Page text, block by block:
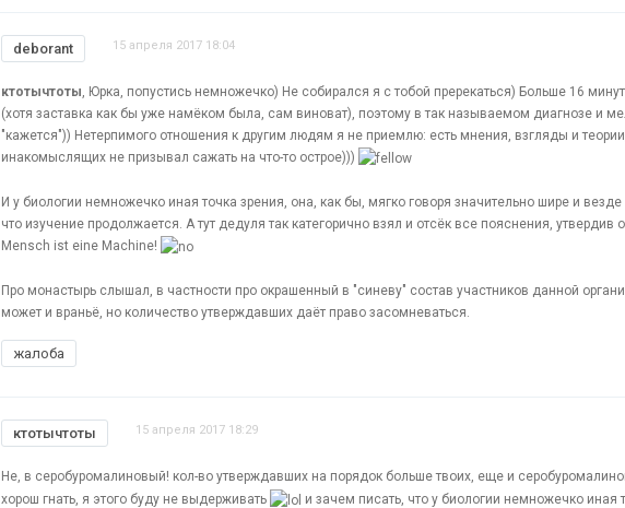
deborant 15 апреля 2017 18:04
ктотычтоты, Юрка, попустись немножечко) Не собирался я с тобой пререкаться) Больше 16
(хотя заставка как бы уже намёком была, сам виноват), поэтому в так называемом диагнозе и
"кажется")) Нетерпимого отношения к другим людям я не приемлю: есть мнения, взгляды и
инакомыслящих не призывал сажать на что-то острое)))
И у биологии немножечко иная точка зрения, она, как бы, мягко говоря значительно шире и везде
что изучение продолжается. А тут дедуля так категорично взял и отсёк все пояснения, утвердив
Mensch ist eine Machine!
Про монастырь слышал, в частности про окрашенный в "синеву" состав участников данной
может и враньё, но количество утверждавших даёт право засомневаться.
жалоба
ктотычтоты 15 апреля 2017 18:29
Не, в серобуромалиновый! кол-во утверждавших на порядок больше твоих, еще и
хорош гнать, я этого буду не выдерживать
и зачем писать, что у биологии немножечко иная